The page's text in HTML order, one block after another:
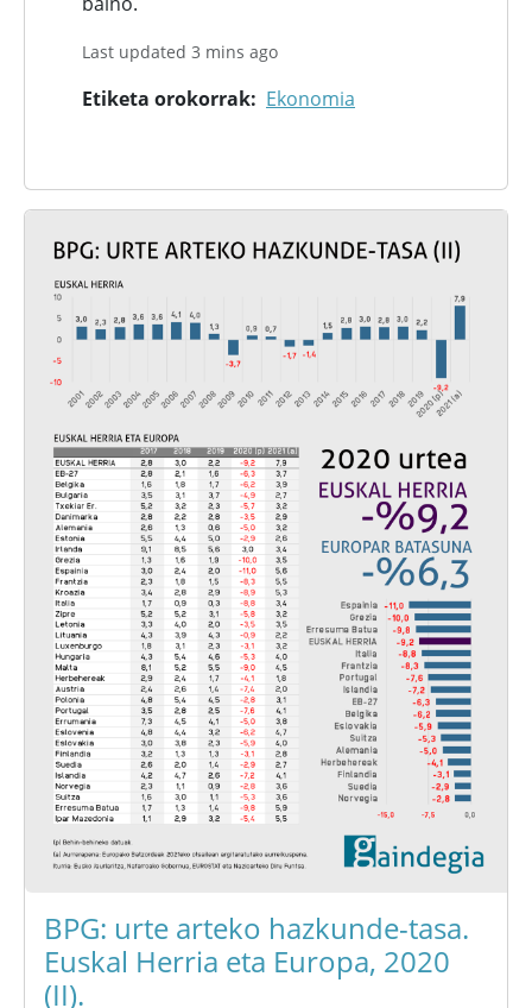
Last updated 3 mins ago
Etiketa orokorrak Ekonomia
BPG: urte arteko hazkunde-tasa.
Euskal Herria eta Europa, 2020
(II).